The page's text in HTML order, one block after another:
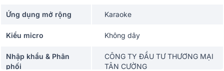
Ứng dụng mở rộng Karaoke
Kiểu micro Không dây
Nhập khẩu & Phân
phối
CÔNG TY ĐẦU TƯ THƯƠNG MẠI
TÂN CƯỜNG